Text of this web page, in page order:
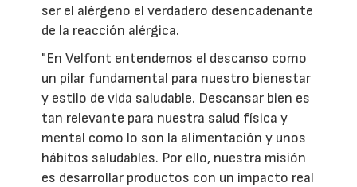
ser el alérgeno el verdadero desencadenante
de la reacción alérgica.
"En Velfont entendemos el descanso como
un pilar fundamental para nuestro bienestar
y estilo de vida saludable. Descansar bien es
tan relevante para nuestra salud física y
mental como lo son la alimentación y unos
hábitos saludables. Por ello, nuestra misión
es desarrollar productos con un impacto real